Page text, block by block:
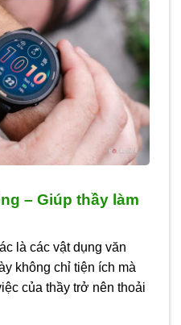
– Giúp thầy làm
là các vật dụng văn
không chỉ tiện ích mà
của thầy trở nên thoải